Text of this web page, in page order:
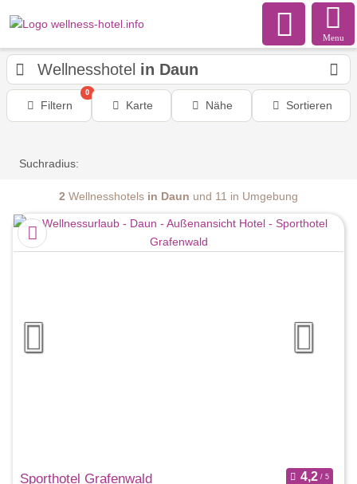
Menu
Wellnesshotel in Daun
Filtern
0
Karte Nähe Sortieren
Suchradius:
2 Wellnesshotels in Daun und 11 in Umgebung
Sporthotel Grafenwald